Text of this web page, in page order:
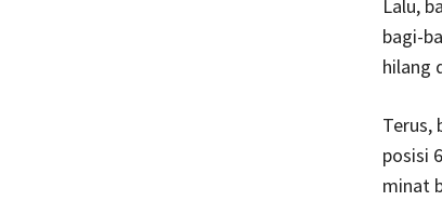
Lalu,
bagi-
hilang
Terus,
posisi
minat